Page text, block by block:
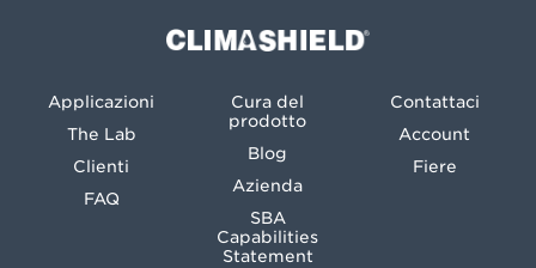
Climashield®
Applicazioni
The Lab
Clienti
FAQ
Cura del
prodotto
Blog
Azienda
SBA
Capabilities
Statement
Contattaci
Account
Fiere